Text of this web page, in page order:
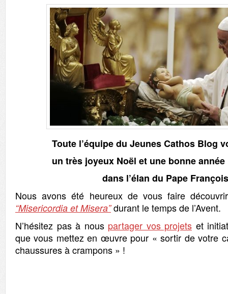
Toute l’équipe du Jeunes Cathos Blog
un très joyeux Noël et une bonne
dans l’élan du Pape
Nous avons été heureux de vous faire
“Misericordia et Misera”durant le temps de l’Avent.
N’hésitez pas à nous partager vos projets et
que vous mettez en œuvre pour « sortir de votre
chaussures à crampons » !